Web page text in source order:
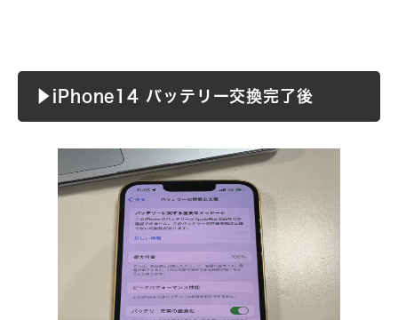
▶︎iPhone14 バッテリー交換完了後